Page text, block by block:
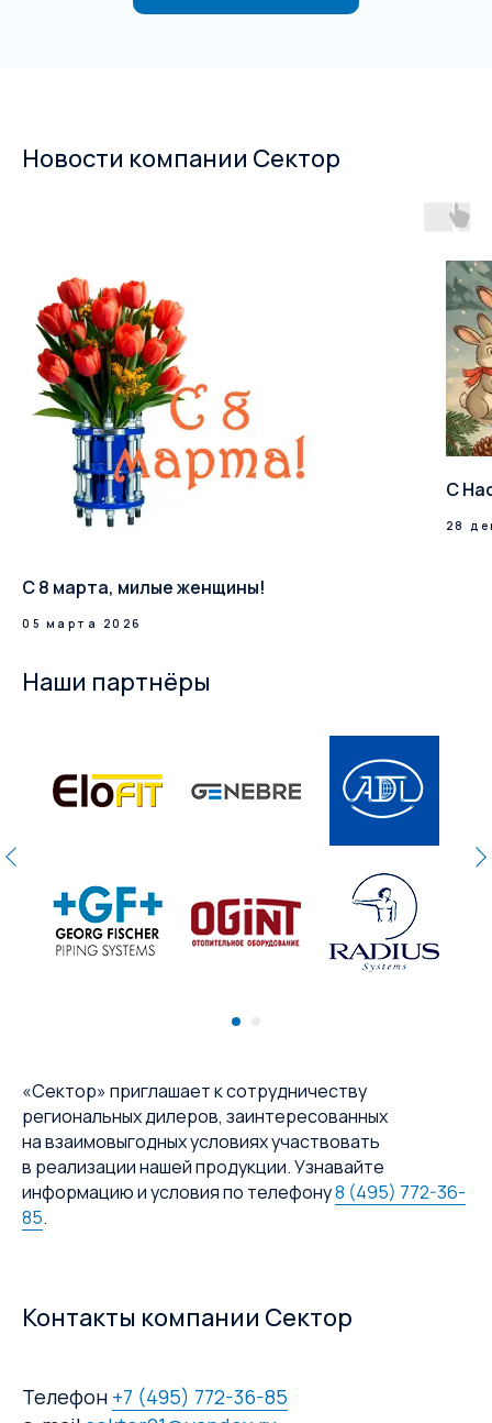
Новости компании Сектор
С 8 марта, милые женщины!
05 марта 2026
С
28
Наши партнёры
«Сектор» приглашает к сотрудничеству
региональных дилеров, заинтересованных
на взаимовыгодных условиях участвовать
в реализации нашей продукции. Узнавайте
информацию и условия по телефону8 (495) 772-36-
85.
Контакты компании Сектор
Телефон +7 (495) 772-36-85